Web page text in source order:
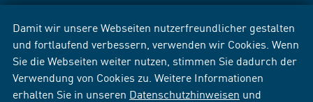
Damit wir unsere Webseiten nutzerfreundlicher gestalten
und fortlaufend verbessern, verwenden wir Cookies. Wenn
Sie die Webseiten weiter nutzen, stimmen Sie dadurch der
Verwendung von Cookies zu. Weitere Informationen
erhalten Sie in unseren Datenschutzhinweisen und